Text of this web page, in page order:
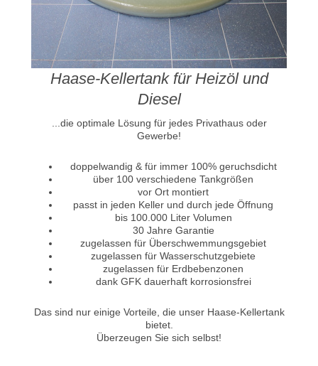
Haase-Kellertank für Heizöl und
Diesel
...die optimale Lösung für jedes Privathaus oder
Gewerbe!
doppelwandig & für immer 100% geruchsdicht
über 100 verschiedene Tankgrößen
vor Ort montiert
passt in jeden Keller und durch jede Öffnung
bis 100.000 Liter Volumen
30 Jahre Garantie
zugelassen für Überschwemmungsgebiet
zugelassen für Wasserschutzgebiete
zugelassen für Erdbebenzonen
dank GFK dauerhaft korrosionsfrei
Das sind nur einige Vorteile, die unser Haase-Kellertank
bietet.
Überzeugen Sie sich selbst!